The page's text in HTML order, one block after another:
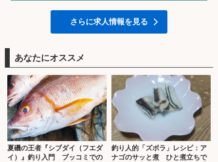
さらに求人情報を見る
あなたにオススメ
夏磯の王者『シブダイ（フエダ
イ）』釣り入門 ブッコミでの
釣り人的「ズボラ」レシピ：ア
ナゴのサッと煮 ひと煮立ちで